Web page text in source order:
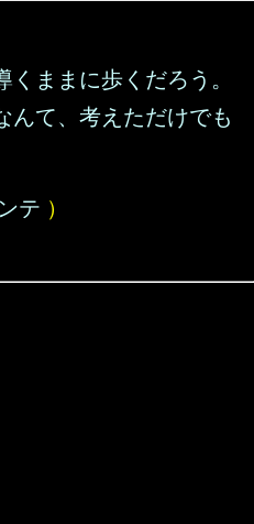
ままに歩くだろう。
んて、考えただけでも
テ ）